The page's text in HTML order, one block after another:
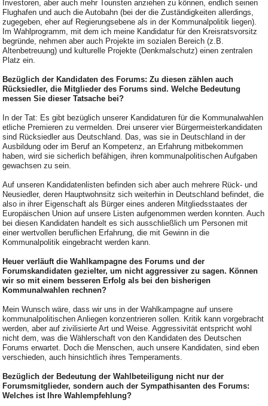
Investoren, aber auch mehr Touristen anziehen zu können, endlich seinen
Flughafen und auch die Autobahn (bei der die Zuständigkeiten allerdings,
zugegeben, eher auf Regierungsebene als in der Kommunalpolitik liegen).
Im Wahlprogramm, mit dem ich meine Kandidatur für den Kreisratsvorsitz
begründe, nehmen aber auch Projekte im sozialen Bereich (z.B.
Altenbetreuung) und kulturelle Projekte (Denkmalschutz) einen zentralen
Platz ein.
Bezüglich der Kandidaten des Forums: Zu diesen zählen auch
Rücksiedler, die Mitglieder des Forums sind. Welche Bedeutung
messen Sie dieser Tatsache bei?
In der Tat: Es gibt bezüglich unserer Kandidaturen für die Kommunalwahlen
etliche Premieren zu vermelden. Drei unserer vier Bürgermeisterkandidaten
sind Rücksiedler aus Deutschland. Das, was sie in Deutschland in der
Ausbildung oder im Beruf an Kompetenz, an Erfahrung mitbekommen
haben, wird sie sicherlich befähigen, ihren kommunalpolitischen Aufgaben
gewachsen zu sein.
Auf unseren Kandidatenlisten befinden sich aber auch mehrere Rück- und
Neusiedler, deren Hauptwohnsitz sich weiterhin in Deutschland befindet, die
also in ihrer Eigenschaft als Bürger eines anderen Mitgliedsstaates der
Europäischen Union auf unsere Listen aufgenommen werden konnten. Auch
bei diesen Kandidaten handelt es sich ausschließlich um Personen mit
einer wertvollen beruflichen Erfahrung, die mit Gewinn in die
Kommunalpolitik eingebracht werden kann.
Heuer verläuft die Wahlkampagne des Forums und der
Forumskandidaten gezielter, um nicht aggressiver zu sagen. Können
wir so mit einem besseren Erfolg als bei den bisherigen
Kommunalwahlen rechnen?
Mein Wunsch wäre, dass wir uns in der Wahlkampagne auf unsere
kommunalpolitischen Anliegen konzentrieren sollen. Kritik kann vorgebracht
werden, aber auf zivilisierte Art und Weise. Aggressivität entspricht wohl
nicht dem, was die Wählerschaft von den Kandidaten des Deutschen
Forums erwartet. Doch die Menschen, auch unsere Kandidaten, sind eben
verschieden, auch hinsichtlich ihres Temperaments.
Bezüglich der Bedeutung der Wahlbeteiligung nicht nur der
Forumsmitglieder, sondern auch der Sympathisanten des Forums:
Welches ist Ihre Wahlempfehlung?